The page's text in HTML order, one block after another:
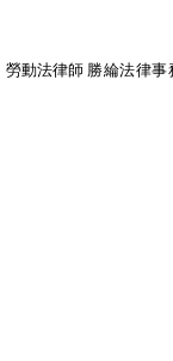
勞動法律師​ 勝綸法律事